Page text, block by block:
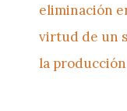
eliminación
virtud de un
la